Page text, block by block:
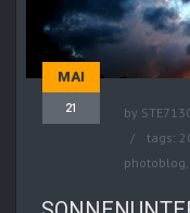
MAI
21 by
tags:
photoblog